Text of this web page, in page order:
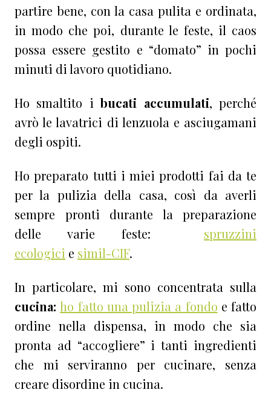
partire bene, con la casa pulita e ordinata,
in modo che poi, durante le feste, il caos
possa essere gestito e “domato” in pochi
minuti di lavoro quotidiano.
Ho smaltito ibucati accumulati, perché
avrò le lavatrici di lenzuola e asciugamani
degli ospiti.
Ho preparato tutti i miei prodotti fai da te
per la pulizia della casa, così da averli
sempre pronti durante la preparazione
delle varie feste: spruzzini
ecologici e simil-CIF.
In particolare, mi sono concentrata sulla
cucina:ho fatto una pulizia a fondo e fatto
ordine nella dispensa, in modo che sia
pronta ad “accogliere” i tanti ingredienti
che mi serviranno per cucinare, senza
creare disordine in cucina.